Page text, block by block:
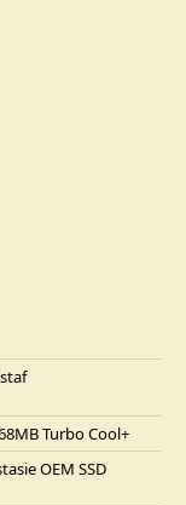
Turbo Cool+
OEM SSD